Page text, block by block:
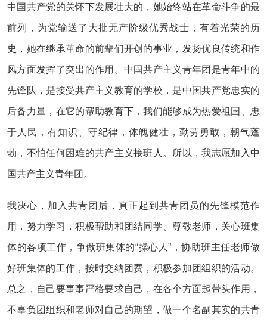
中国共产党的关怀下发展壮大的，她始终站在革命斗争的最
前列，为党输送了大批无产阶级优秀战士，有着光荣的历
史，她在继承革命的前辈们开创的事业，发扬优良传统和作
风方面发挥了突出的作用。中国共产主义青年团是青年中的
先锋队，是接受共产主义教育的学校，是中国共产党忠实的
后备力量，在它的帮助教育下，我们能够成为热爱祖国、忠
于人民，有知识、守纪律，体魄健壮，勤劳勇敢，朝气蓬
勃，不怕任何困难的共产主义接班人。所以，我志愿加入中
国共产主义青年团。
我决心，加入共青团后，真正起到共青团员的先锋模范作
用，努力学习，积极帮助和团结同学、尊敬老师，关心班集
体的各项工作，争做班集体的“操心人”，协助班主任老师做
好班集体的工作，按时交纳团费，积极参加团组织的活动。
总之，自己要事事严格要求自己，在各个方面起带头作用，
不辜负团组织和老师对自己的期望，做一个名副其实的共青